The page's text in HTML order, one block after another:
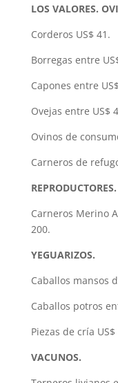
LOS VALORES.
Corderos US$ 41.
Borregas entre
Capones entre
Ovejas entre US$
Ovinos de
Carneros de
REPRODUCTORES.
Carneros Merino
200.
YEGUARIZOS.
Caballos mansos
Caballos potros
Piezas de cría US$
VACUNOS.